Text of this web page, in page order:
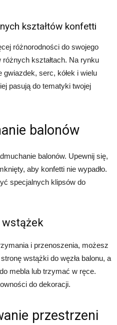
kształtów konfetti
różnorodności do swojego
kształtach. Na rynku
gwiazdek, serc, kółek i wielu
pasują do tematyki twojej
balonów
balonów. Upewnij się,
aby konfetti nie wypadło.
specjalnych klipsów do
wstążek
i przenoszenia, możesz
wstążki do węzła balonu, a
mebla lub trzymać w ręce.
do dekoracji.
przestrzeni